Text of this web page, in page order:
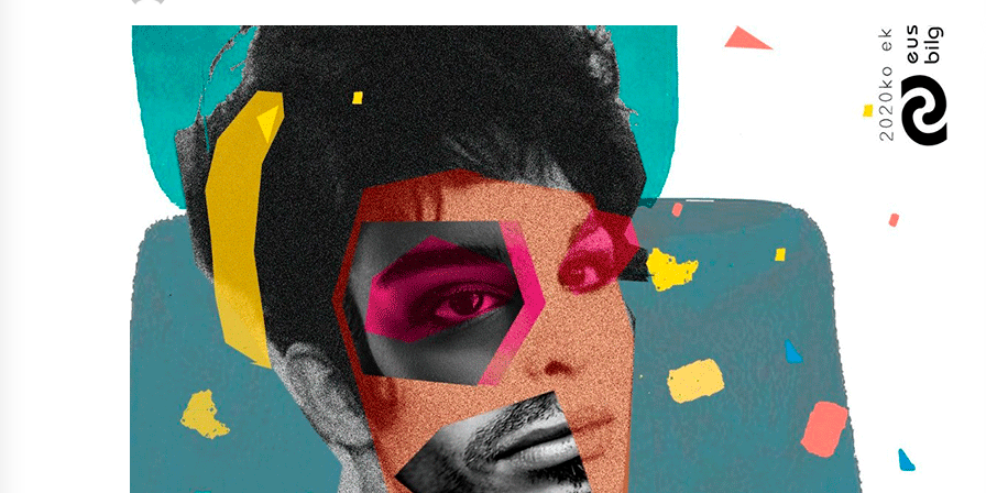
2026/07/16
POTTO: San Pedro jaietako bertso-
saioa
2026/07/09
Auritz Iñurrietaren margoak
ikusgai Uribitarte40 aretoan
2026/07/03
Ringo Starr-en lan berriak
2026/07/03